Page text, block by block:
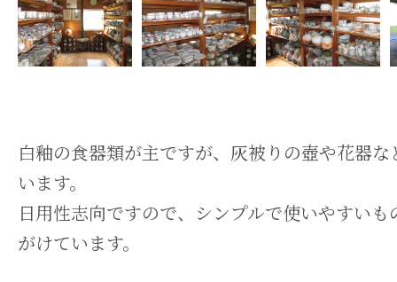
白釉の食器類が主ですが、灰被りの壺や花器
います。
日用性志向ですので、シンプルで使いやすい
がけています。